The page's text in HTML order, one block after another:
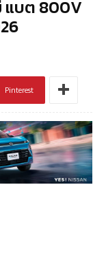
แบต 800V
Pinterest